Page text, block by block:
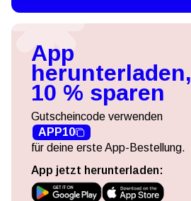
App
herunterladen,
10 % sparen
Gutscheincode verwenden
APP10
für deine erste App-Bestellung.
App jetzt herunterladen: